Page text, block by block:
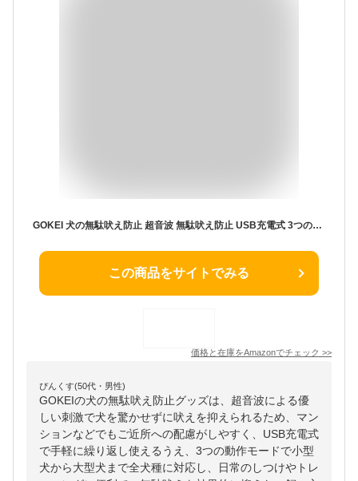
GOKEI 犬の無駄吠え防止 超音波 無駄吠え防止 USB充電式 3つの動作モード 全犬種対応 犬吠え防止グッズ 犬 ほえる 防止 訓練器具 吠え防止 トレーニング 無駄吠えグッズ 小型犬 中型犬 大型犬 しつけ用品 ホワイト
この商品をサイトでみる
価格と在庫をAmazonでチェック >>
ぴんくす(50代・男性)
GOKEIの犬の無駄吠え防止グッズは、超音波による優
しい刺激で犬を驚かせずに吠えを抑えられるため、マン
ションなどでもご近所への配慮がしやすく、USB充電式
で手軽に繰り返し使えるうえ、3つの動作モードで小型
犬から大型犬まで全犬種に対応し、日常のしつけやトレ